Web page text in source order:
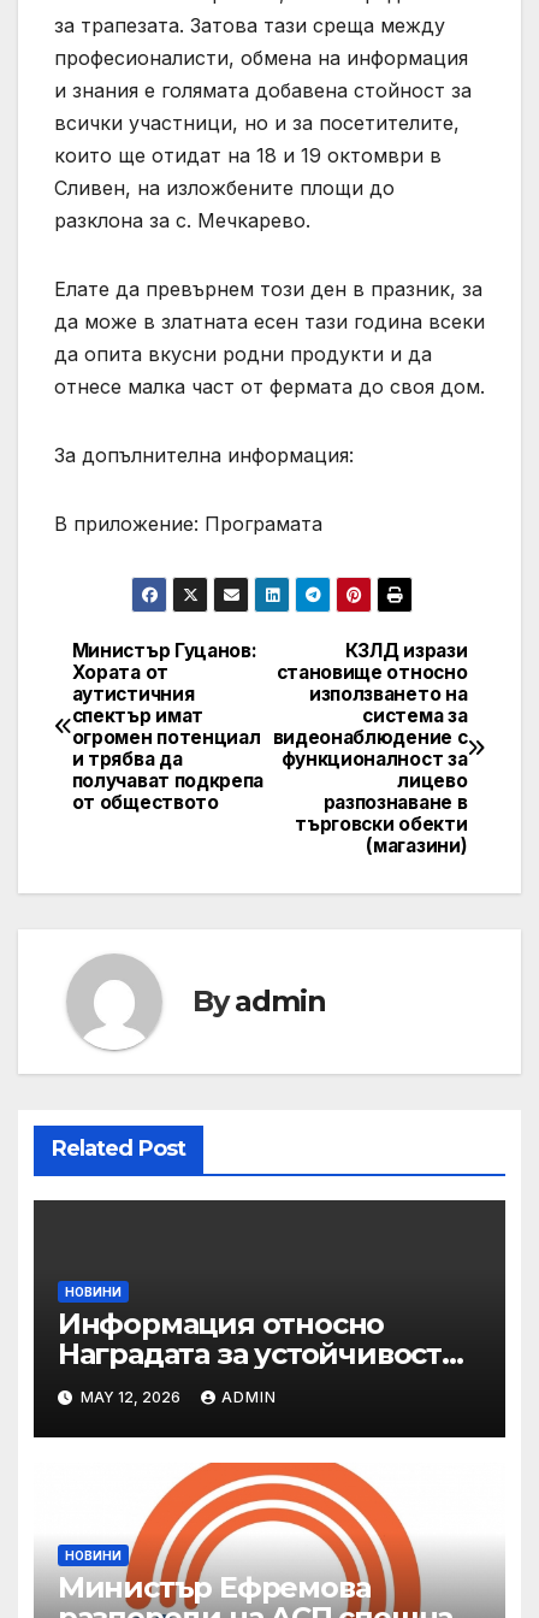
за трапезата. Затова тази среща между
професионалисти, обмена на информация
и знания е голямата добавена стойност за
всички участници, но и за посетителите,
които ще отидат на 18 и 19 октомври в
Сливен, на изложбените площи до
разклона за с. Мечкарево.
Елате да превърнем този ден в празник, за
да може в златната есен тази година всеки
да опита вкусни родни продукти и да
отнесе малка част от фермата до своя дом.
За допълнителна информация:
В приложение: Програмата
Post
navigation
КЗЛД изрази
становище относно
използването на
система за
видеонаблюдение с
функционалност за
лицево
разпознаване в
търговски обекти
(магазини)
Министър Гуцанов:
Хората от
аутистичния
спектър имат
огромен потенциал
и трябва да
получават подкрепа
от обществото
Byadmin
Related Post
НОВИНИ
Информация относно
Наградата за устойчивост
на ОАЕ „Зайед“
MAY 12, 2026 ADMIN
НОВИНИ
Министър Ефремова